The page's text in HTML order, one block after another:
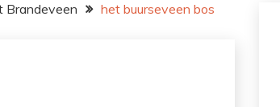
Brandeveen het buurseveen bos